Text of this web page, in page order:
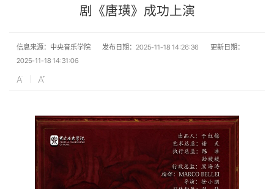
剧《唐璜》成功上演
信息来源：中央音乐学院 发布日期：2025-11-18 14:26:36
更新日期：
2025-11-18 14:31:06